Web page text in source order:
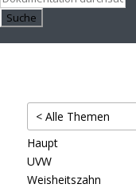
Suche
< Alle Themen
Haupt
UVW
Weisheitszahn